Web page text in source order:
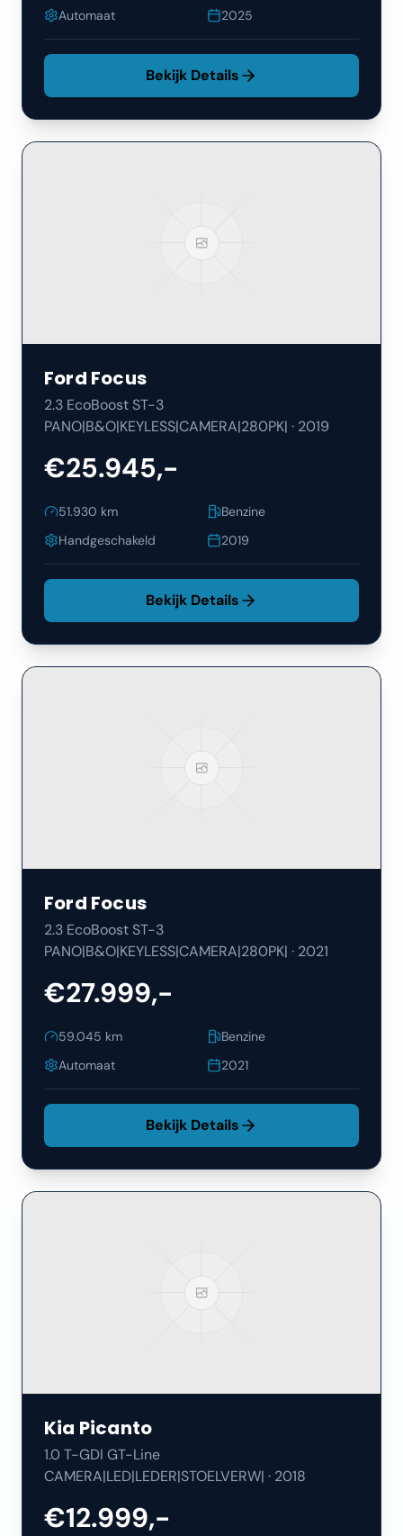
Automaat 2025
Bekijk Details
Ford Focus
2.3 EcoBoost ST-3
PANO|B&O|KEYLESS|CAMERA|280PK| · 2019
€25.945,-
51.930 km
Benzine
Handgeschakeld
2019
Bekijk Details
Ford Focus
2.3 EcoBoost ST-3
PANO|B&O|KEYLESS|CAMERA|280PK| · 2021
€27.999,-
59.045 km
Benzine
Automaat
2021
Bekijk Details
Kia Picanto
1.0 T-GDI GT-Line
CAMERA|LED|LEDER|STOELVERW| · 2018
€12.999,-